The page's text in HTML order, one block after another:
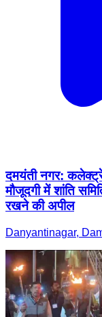
दमयंती नगर:
मौजूदगी में शांति
रखने की अपील
Danyantinagar,